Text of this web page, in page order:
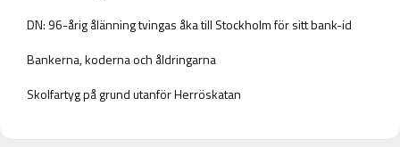
DN: 96-årig ålänning tvingas åka till Stockholm för sitt bank-id
Bankerna, koderna och åldringarna
Skolfartyg på grund utanför Herröskatan